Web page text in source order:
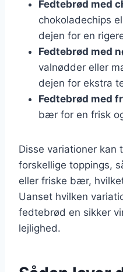
Fedtebrød med
chokoladechips
dejen for en
Fedtebrød med
valnødder eller
dejen for ekstra
Fedtebrød med
bær for en frisk
Disse variationer kan
forskellige toppings,
eller friske bær,
Uanset hvilken
fedtebrød en sikker
lejlighed.